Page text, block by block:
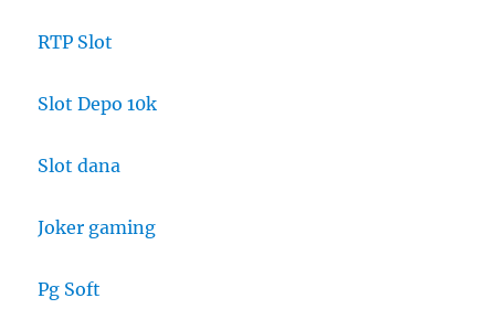
RTP Slot
Slot Depo 10k
Slot dana
Joker gaming
Pg Soft